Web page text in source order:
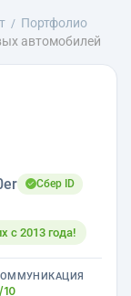
Портфолио
автомобилей
Сбер ID
с 2013 года!
/10